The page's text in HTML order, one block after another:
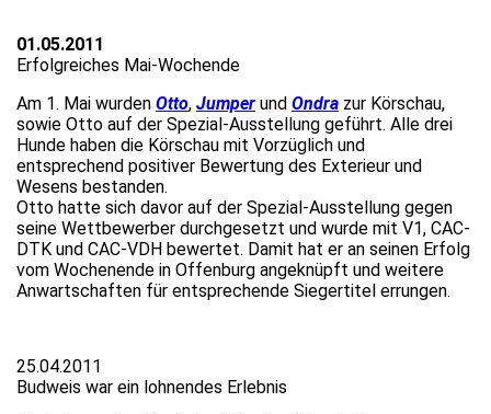
01.05.2011
Erfolgreiches Mai-Wochende
Am 1. Mai wurden Otto, Jumper und Ondra zur Körschau,
sowie Otto auf der Spezial-Ausstellung geführt. Alle drei
Hunde haben die Körschau mit Vorzüglich und
entsprechend positiver Bewertung des Exterieur und
Wesens bestanden.
Otto hatte sich davor auf der Spezial-Ausstellung gegen
seine Wettbewerber durchgesetzt und wurde mit V1, CAC-
DTK und CAC-VDH bewertet. Damit hat er an seinen Erfolg
vom Wochenende in Offenburg angeknüpft und weitere
Anwartschaften für entsprechende Siegertitel errungen.
25.04.2011
Budweis war ein lohnendes Erlebnis